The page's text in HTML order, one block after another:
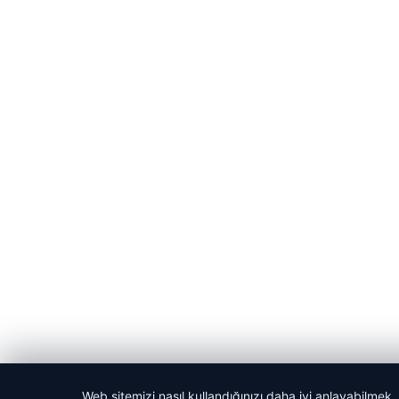
Web sitemizi nasıl kullandığınızı daha iyi